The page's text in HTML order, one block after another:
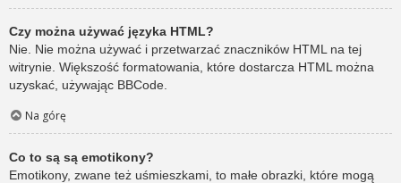
Czy można używać języka HTML?
Nie. Nie można używać i przetwarzać znaczników HTML na tej
witrynie. Większość formatowania, które dostarcza HTML można
uzyskać, używając BBCode.
Na górę
Co to są są emotikony?
Emotikony, zwane też uśmieszkami, to małe obrazki, które mogą